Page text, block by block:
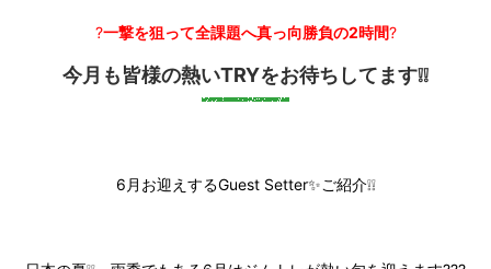
?一撃を狙って全課題へ真っ向勝負の2時間?
今月も皆様の熱いTRYをお待ちしてます❕❕
6月お迎えするGuest Setter✨ご紹介❕❕